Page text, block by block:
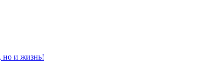
но и жизнь!